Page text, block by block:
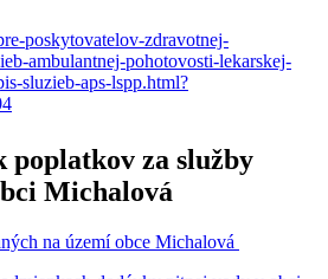
poplatkov za služby
Michalová
na území obce Michalová